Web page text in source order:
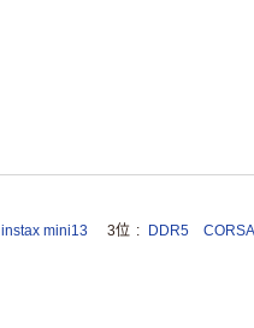
instax mini13 3位 DDR5